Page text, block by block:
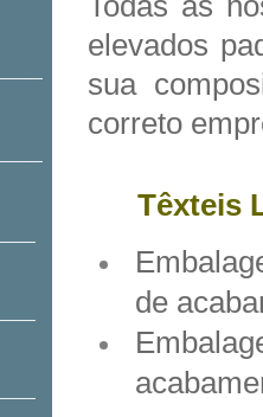
elevados
sua
correto
Têxteis
de